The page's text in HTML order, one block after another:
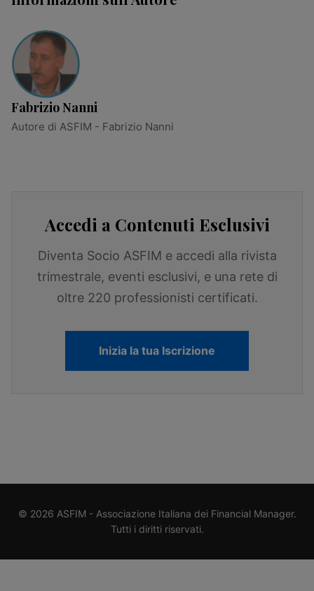
Fabrizio Nanni
Autore di ASFIM - Fabrizio Nanni
Accedi a Contenuti Esclusivi
Diventa Socio ASFIM e accedi alla rivista
trimestrale, eventi esclusivi, e una rete di
oltre 220 professionisti certificati.
Inizia la tua Iscrizione
© 2026 ASFIM - Associazione Italiana dei Financial Manager.
Tutti i diritti riservati.